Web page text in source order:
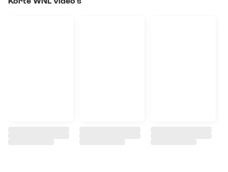
Korte WNL video's